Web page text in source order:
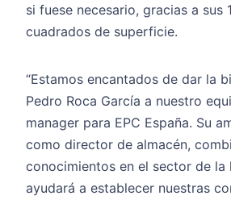
si fuese necesario, gracias a sus
cuadrados de superficie.
“Estamos encantados de dar la
Pedro Roca García a nuestro
manager para EPC España. Su
como director de almacén,
conocimientos en el sector de la
ayudará a establecer nuestras